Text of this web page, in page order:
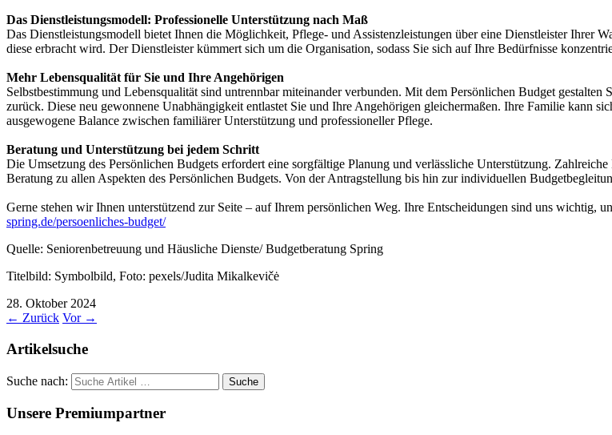
Das Dienstleistungsmodell: Professionelle Unterstützung nach Maß
Das Dienstleistungsmodell bietet Ihnen die Möglichkeit, Pflege- und Assistenzleistungen über eine Dienstleister Ihrer
diese erbracht wird. Der Dienstleister kümmert sich um die Organisation, sodass Sie sich auf Ihre Bedürfnisse
Mehr Lebensqualität für Sie und Ihre Angehörigen
Selbstbestimmung und Lebensqualität sind untrennbar miteinander verbunden. Mit dem Persönlichen Budget
zurück. Diese neu gewonnene Unabhängigkeit entlastet Sie und Ihre Angehörigen gleichermaßen. Ihre Familie kann
ausgewogene Balance zwischen familiärer Unterstützung und professioneller Pflege.
Beratung und Unterstützung bei jedem Schritt
Die Umsetzung des Persönlichen Budgets erfordert eine sorgfältige Planung und verlässliche Unterstützung.
Beratung zu allen Aspekten des Persönlichen Budgets. Von der Antragstellung bis hin zur individuellen
Gerne stehen wir Ihnen unterstützend zur Seite – auf Ihrem persönlichen Weg. Ihre Entscheidungen sind uns wichtig,
spring.de/persoenliches-budget/
Quelle: Seniorenbetreuung und Häusliche Dienste/ Budgetberatung Spring
Titelbild: Symbolbild, Foto: pexels/Judita Mikalkevičė
28. Oktober 2024
← Zurück Vor →
Artikelsuche
Suche nach:
Unsere Premiumpartner